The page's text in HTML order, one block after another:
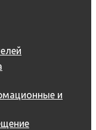
и